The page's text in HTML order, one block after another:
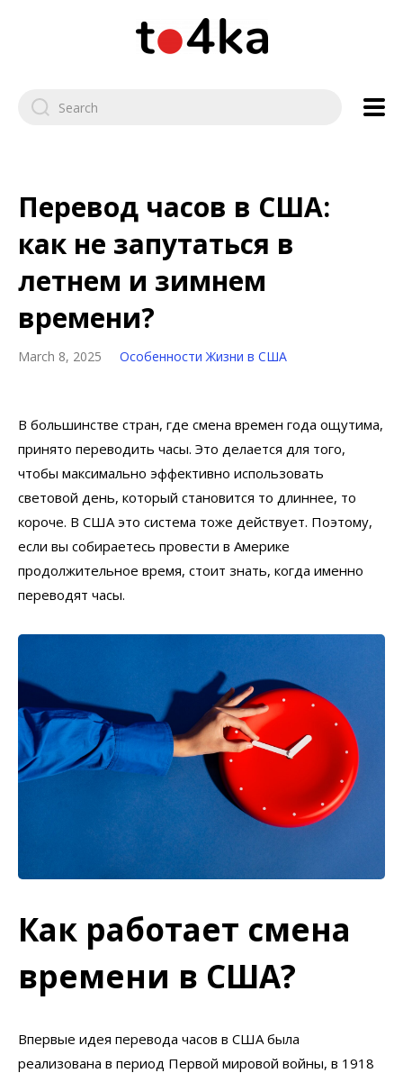
Перевод часов в США:
как не запутаться в
летнем и зимнем
времени?
March 8, 2025 Особенности Жизни в США
В большинстве стран, где смена времен года ощутима,
принято переводить часы. Это делается для того,
чтобы максимально эффективно использовать
световой день, который становится то длиннее, то
короче. В США это система тоже действует. Поэтому,
если вы собираетесь провести в Америке
продолжительное время, стоит знать, когда именно
переводят часы.
Как работает смена
времени в США?
Впервые идея перевода часов в США была
реализована в период Первой мировой войны, в 1918